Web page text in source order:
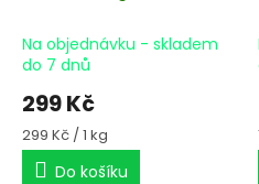
Na objednávku - skladem
do 7 dnů
299 Kč
Měrná
cena:
299 Kč / 1 kg
Do košíku